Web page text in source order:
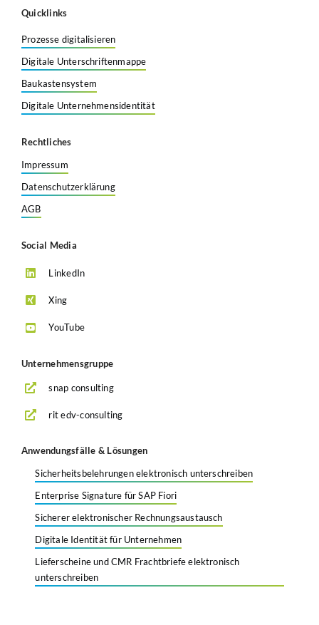
Quicklinks
Prozesse digitalisieren
Digitale Unterschriftenmappe
Baukastensystem
Digitale Unternehmensidentität
Rechtliches
Impressum
Datenschutzerklärung
AGB
Social Media
LinkedIn
Xing
YouTube
Unternehmensgruppe
snap consulting
rit edv-consulting
Anwendungsfälle & Lösungen
Sicherheitsbelehrungen elektronisch unterschreiben
Enterprise Signature für SAP Fiori
Sicherer elektronischer Rechnungsaustausch
Digitale Identität für Unternehmen
Lieferscheine und CMR Frachtbriefe elektronisch
unterschreiben